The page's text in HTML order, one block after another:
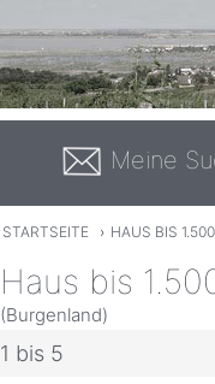
Meine
STARTSEITE › HAUS BIS
Haus bis
(Burgenland)
1 bis 5